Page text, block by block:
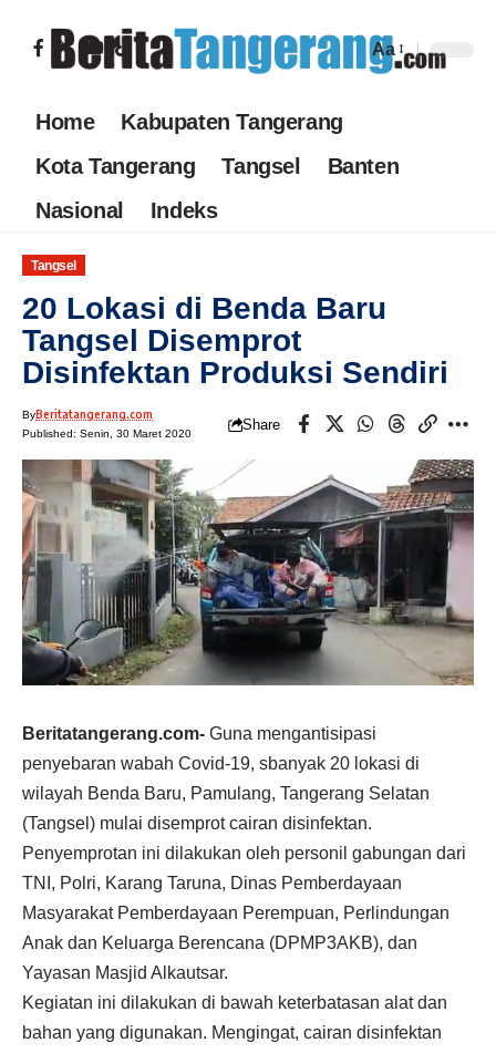
Aa
Home
Kabupaten Tangerang
Kota Tangerang
Tangsel
Banten
Nasional
Indeks
Tangsel
20 Lokasi di Benda Baru
Tangsel Disemprot
Disinfektan Produksi Sendiri
ByBeritatangerang.com
Published: Senin, 30 Maret 2020
Share
Beritatangerang.com- Guna mengantisipasi
penyebaran wabah Covid-19, sbanyak 20 lokasi di
wilayah Benda Baru, Pamulang, Tangerang Selatan
(Tangsel) mulai disemprot cairan disinfektan.
Penyemprotan ini dilakukan oleh personil gabungan dari
TNI, Polri, Karang Taruna, Dinas Pemberdayaan
Masyarakat Pemberdayaan Perempuan, Perlindungan
Anak dan Keluarga Berencana (DPMP3AKB), dan
Yayasan Masjid Alkautsar.
Kegiatan ini dilakukan di bawah keterbatasan alat dan
bahan yang digunakan. Mengingat, cairan disinfektan